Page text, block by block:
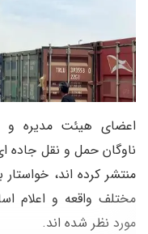
اعضای هیئت مدیره و
ناوگان حمل و نقل جاده
منتشر کرده اند،
مختلف واقعه و اعلام
مورد نظر شده اند.